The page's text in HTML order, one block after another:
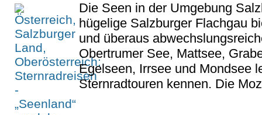
Die Seen in der Umgebung
hügelige Salzburger Flachgau
und überaus
Obertrumer See, Mattsee,
Egelseen, Irrsee und Mondsee
Sternradtouren kennen. Die